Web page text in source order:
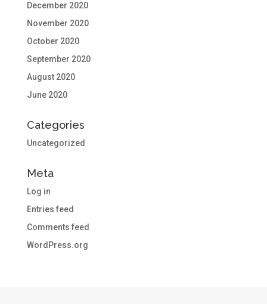
December 2020
November 2020
October 2020
September 2020
August 2020
June 2020
Categories
Uncategorized
Meta
Log in
Entries feed
Comments feed
WordPress.org